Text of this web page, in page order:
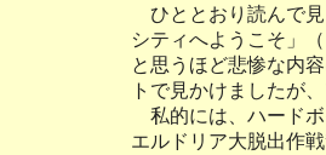
ひととおり読んで見
シティへようこそ」
と思うほど悲惨な内
トで見かけましたが
私的には、ハードボ
エルドリア大脱出作